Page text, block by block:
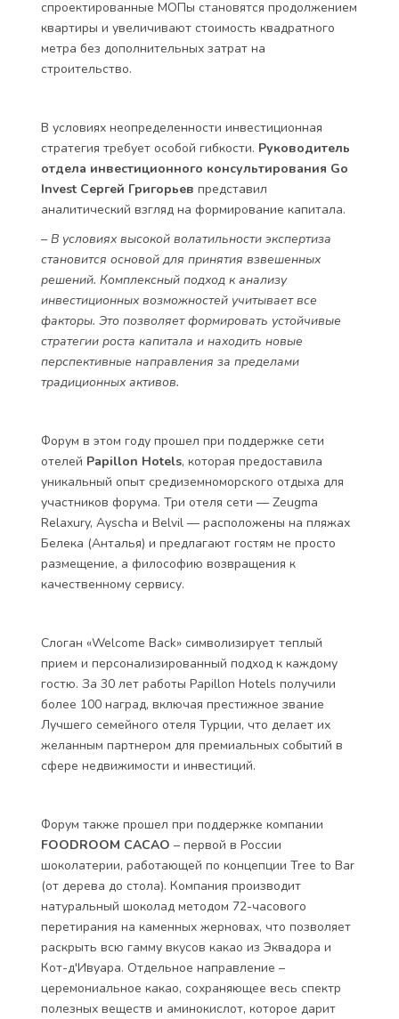
спроектированные МОПы становятся продолжением
квартиры и увеличивают стоимость квадратного
метра без дополнительных затрат на
строительство.
В условиях неопределенности инвестиционная
стратегия требует особой гибкости. Руководитель
отдела инвестиционного консультирования Go
Invest Сергей Григорьев представил
аналитический взгляд на формирование капитала.
– В условиях высокой волатильности экспертиза
становится основой для принятия взвешенных
решений. Комплексный подход к анализу
инвестиционных возможностей учитывает все
факторы. Это позволяет формировать устойчивые
стратегии роста капитала и находить новые
перспективные направления за пределами
традиционных активов.
Форум в этом году прошел при поддержке сети
отелей Papillon Hotels, которая предоставила
уникальный опыт средиземноморского отдыха для
участников форума. Три отеля сети — Zeugma
Relaxury, Ayscha и Belvil — расположены на пляжах
Белека (Анталья) и предлагают гостям не просто
размещение, а философию возвращения к
качественному сервису.
Слоган «Welcome Back» символизирует теплый
прием и персонализированный подход к каждому
гостю. За 30 лет работы Papillon Hotels получили
более 100 наград, включая престижное звание
Лучшего семейного отеля Турции, что делает их
желанным партнером для премиальных событий в
сфере недвижимости и инвестиций.
Форум также прошел при поддержке компании
FOODROOM CACAO – первой в России
шоколатерии, работающей по концепции Tree to Bar
(от дерева до стола). Компания производит
натуральный шоколад методом 72-часового
перетирания на каменных жерновах, что позволяет
раскрыть всю гамму вкусов какао из Эквадора и
Кот-д'Ивуара. Отдельное направление –
церемониальное какао, сохраняющее весь спектр
полезных веществ и аминокислот, которое дарит